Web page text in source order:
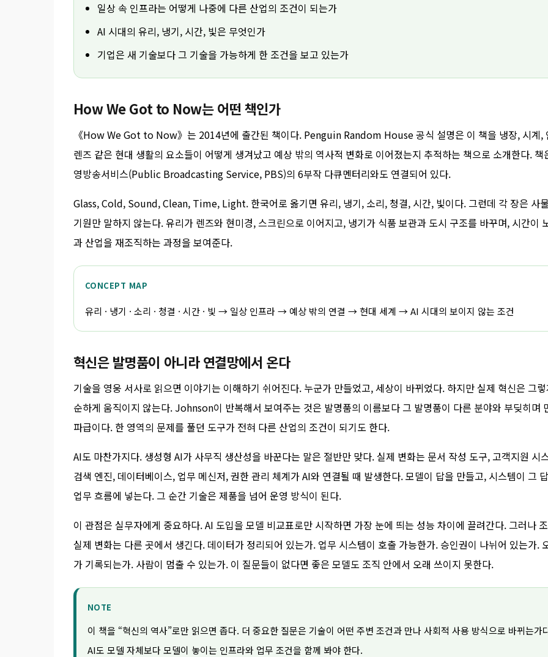
일상 속 인프라는 어떻게 나중에 다른 산업의 조건이 되는가
AI 시대의 유리, 냉기, 시간, 빛은 무엇인가
기업은 새 기술보다 그 기술을 가능하게 한 조건을 보고 있는가
How We Got to Now는 어떤 책인가
《How We Got to Now》는 2014년에 출간된 책이다. Penguin Random House 공식 설명은 이 책을 냉장, 시계,
렌즈 같은 현대 생활의 요소들이 어떻게 생겨났고 예상 밖의 역사적 변화로 이어졌는지 추적하는 책으로 소개한다. 책
영방송서비스(Public Broadcasting Service, PBS)의 6부작 다큐멘터리와도 연결되어 있다.
Glass, Cold, Sound, Clean, Time, Light. 한국어로 옮기면 유리, 냉기, 소리, 청결, 시간, 빛이다. 그런데 각 장은 사
기원만 말하지 않는다. 유리가 렌즈와 현미경, 스크린으로 이어지고, 냉기가 식품 보관과 도시 구조를 바꾸며, 시간이
과 산업을 재조직하는 과정을 보여준다.
CONCEPT MAP
유리 · 냉기 · 소리 · 청결 · 시간 · 빛 → 일상 인프라 → 예상 밖의 연결 → 현대 세계 → AI 시대의 보이지 않는 조건
혁신은 발명품이 아니라 연결망에서 온다
기술을 영웅 서사로 읽으면 이야기는 이해하기 쉬어진다. 누군가 만들었고, 세상이 바뀌었다. 하지만 실제 혁신은 그
순하게 움직이지 않는다. Johnson이 반복해서 보여주는 것은 발명품의 이름보다 그 발명품이 다른 분야와 부딪히며
파급이다. 한 영역의 문제를 풀던 도구가 전혀 다른 산업의 조건이 되기도 한다.
AI도 마찬가지다. 생성형 AI가 사무직 생산성을 바꾼다는 말은 절반만 맞다. 실제 변화는 문서 작성 도구, 고객지원 시
검색 엔진, 데이터베이스, 업무 메신저, 권한 관리 체계가 AI와 연결될 때 발생한다. 모델이 답을 만들고, 시스템이 그
업무 흐름에 넣는다. 그 순간 기술은 제품을 넘어 운영 방식이 된다.
이 관점은 실무자에게 중요하다. AI 도입을 모델 비교표로만 시작하면 가장 눈에 띄는 성능 차이에 끌려간다. 그러나
실제 변화는 다른 곳에서 생긴다. 데이터가 정리되어 있는가. 업무 시스템이 호출 가능한가. 승인권이 나뉘어 있는가.
가 기록되는가. 사람이 멈출 수 있는가. 이 질문들이 없다면 좋은 모델도 조직 안에서 오래 쓰이지 못한다.
NOTE
이 책을 “혁신의 역사”로만 읽으면 좁다. 더 중요한 질문은 기술이 어떤 주변 조건과 만나 사회적 사용 방식으로 바뀌는가
AI도 모델 자체보다 모델이 놓이는 인프라와 업무 조건을 함께 봐야 한다.